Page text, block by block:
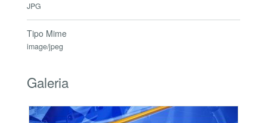
JPG
Tipo Mime
image/jpeg
Galeria